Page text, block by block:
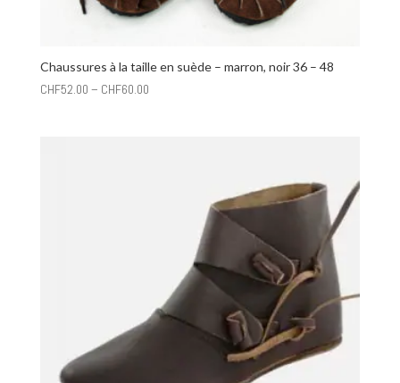
Chaussures à la taille en suède – marron, noir 36 – 48
CHF52.00 – CHF60.00